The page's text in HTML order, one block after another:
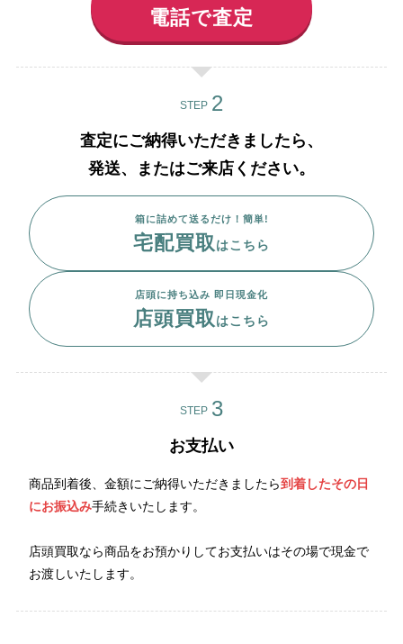
電話で査定
STEP
査定にご納得いただきましたら、
発送、またはご来店ください。
箱に詰めて送るだけ！簡単!
宅配買取はこちら
店頭に持ち込み 即日現金化
店頭買取はこちら
STEP
お支払い
商品到着後、金額にご納得いただきましたら到着したその日
にお振込み手続きいたします。
店頭買取なら商品をお預かりしてお支払いはその場で現金で
お渡しいたします。